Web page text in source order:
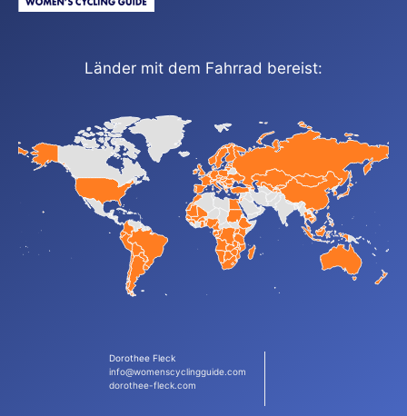
Länder mit dem Fahrrad bereist:
Dorothee Fleck
info@womenscyclingguide.com
dorothee-fleck.com